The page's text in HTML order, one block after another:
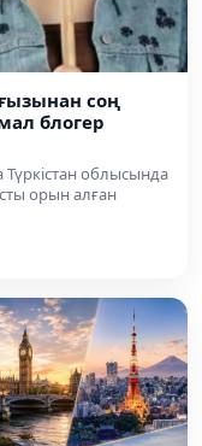
соң
блогер
облысында
орын алған